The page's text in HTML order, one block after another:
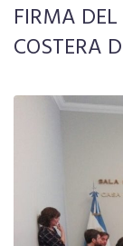
Gremial
Mutual
Seccionales
FIRMA
COSTERA